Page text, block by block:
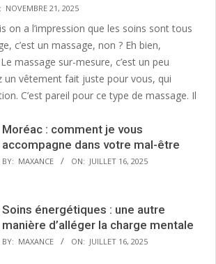
NOVEMBRE 21, 2025
on a l’impression que les soins sont tous
c’est un massage, non ? Eh bien,
massage sur-mesure, c’est un peu
un vêtement fait juste pour vous, qui
C’est pareil pour ce type de massage. Il
Moréac : comment je vous
accompagne dans votre mal-être
BY: MAXANCE ON: JUILLET 16, 2025
Soins énergétiques : une autre
manière d’alléger la charge mentale
BY: MAXANCE ON: JUILLET 16, 2025